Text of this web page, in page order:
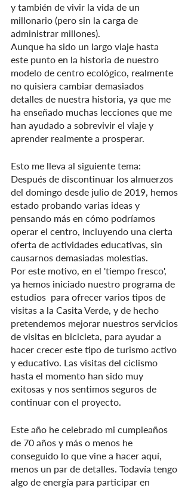
y también de vivir la vida de un
millonario (pero sin la carga de
administrar millones).
Aunque ha sido un largo viaje hasta
este punto en la historia de nuestro
modelo de centro ecológico, realmente
no quisiera cambiar demasiados
detalles de nuestra historia, ya que me
ha enseñado muchas lecciones que me
han ayudado a sobrevivir el viaje y
aprender realmente a prosperar.
Esto me lleva al siguiente tema:
Después de discontinuar los almuerzos
del domingo desde julio de 2019, hemos
estado probando varias ideas y
pensando más en cómo podríamos
operar el centro, incluyendo una cierta
oferta de actividades educativas, sin
causarnos demasiadas molestias.
Por este motivo, en el 'tiempo fresco',
ya hemos iniciado nuestro programa de
estudios  para ofrecer varios tipos de
visitas a la Casita Verde, y de hecho
pretendemos mejorar nuestros servicios
de visitas en bicicleta, para ayudar a
hacer crecer este tipo de turismo activo
y educativo. Las visitas del ciclismo
hasta el momento han sido muy
exitosas y nos sentimos seguros de
continuar con el proyecto.
Este año he celebrado mi cumpleaños
de 70 años y más o menos he
conseguido lo que vine a hacer aquí,
menos un par de detalles. Todavía tengo
algo de energía para participar en